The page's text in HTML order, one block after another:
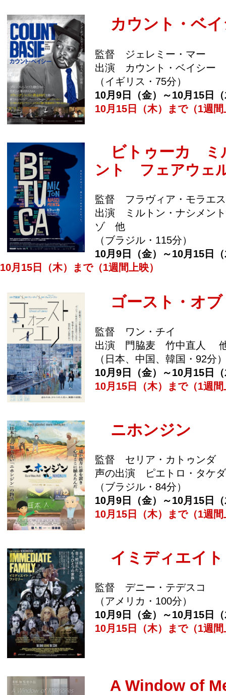
カウント・ベイ
監督 ジェレミー・マー
出演 カウント・ベイシー
（イギリス・75分）
10月9日（金）～10月15日
10月15日（木）まで（1週
ビトゥーカ
ミ
ント フェアウェ
監督 フラヴィア・モラエス
出演 ミルトン・ナシメン
ゾ 他
（ブラジル・115分）
10月9日（金）～10月15日
10月15日（木）まで（1週間上映）
ゴースト・オブ
監督 ワン・チイ
出演 門脇麦 竹中直人
（日本、中国、韓国・92分
10月9日（金）～10月15日
10月15日（木）まで（1週
ニホンジン
監督 セリア・カトゥンダ
声の出演 ピエトロ・タケ
（ブラジル・84分）
10月9日（金）～10月15日
10月15日（木）まで（1週
イミディエイト
監督 デニー・テデスコ
（アメリカ・100分）
10月9日（金）～10月15日
10月15日（木）まで（1週
A Window of